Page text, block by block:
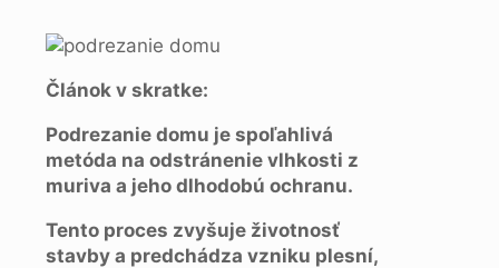
Článok v skratke:
Podrezanie domu je spoľahlivá
metóda na odstránenie vlhkosti z
muriva a jeho dlhodobú ochranu.
Tento proces zvyšuje životnosť
stavby a predchádza vzniku plesní,